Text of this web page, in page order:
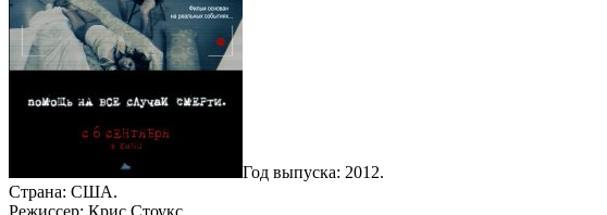
Год выпуска: 2012.
Страна: США.
Режиссер: Крис Стоукс.